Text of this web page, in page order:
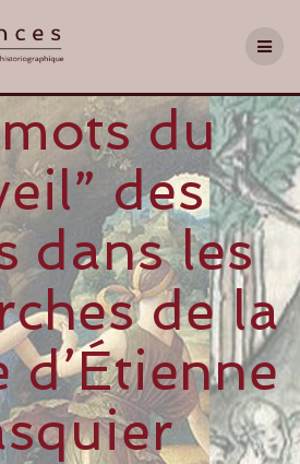
du
des
dans les
de la
d’Étienne